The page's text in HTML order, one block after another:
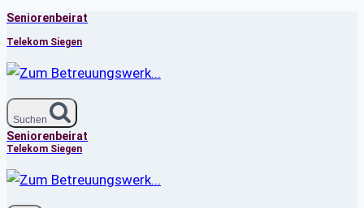
Zum
Inhalt
springen
Seniorenbeirat
Telekom Siegen
Suchen
Seniorenbeirat
Telekom Siegen